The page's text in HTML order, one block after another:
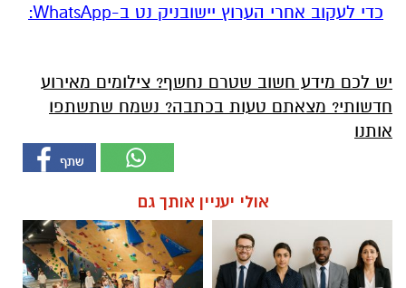
‏כדי לעקוב אחרי הערוץ יישובניק נט ב-WhatsApp:‏‏‏
יש לכם מידע חשוב שטרם נחשף? צילומים מאירוע
חדשותי? מצאתם טעות בכתבה? נשמח שתשתפו
אותנו
אולי יעניין אותך גם